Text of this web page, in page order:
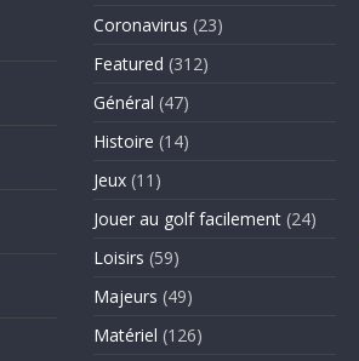
Coronavirus (23)
Featured (312)
Général (47)
Histoire (14)
Jeux (11)
Jouer au golf facilement (24)
Loisirs (59)
Majeurs (49)
Matériel (126)